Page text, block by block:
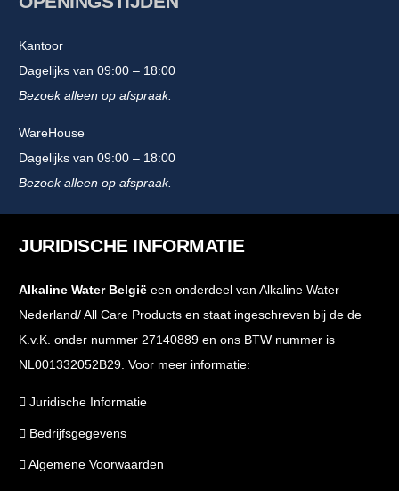
Kantoor
Dagelijks van 09:00 – 18:00
Bezoek alleen op afspraak.
WareHouse
Dagelijks van 09:00 – 18:00
Bezoek alleen op afspraak.
JURIDISCHE INFORMATIE
Alkaline Water België een onderdeel van Alkaline Water
Nederland/ All Care Products en staat ingeschreven bij de de
K.v.K. onder nummer 27140889 en ons BTW nummer is
NL001332052B29. Voor meer informatie:
Juridische Informatie
Bedrijfsgegevens
Algemene Voorwaarden